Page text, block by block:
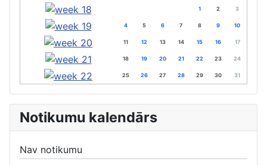
1 2 3
4 5 6 7 8 9 10
11 12 13 14 15 16 17
18 19 20 21 22 23 24
25 26 27 28 29 30 31
Notikumu kalendārs
Nav notikumu